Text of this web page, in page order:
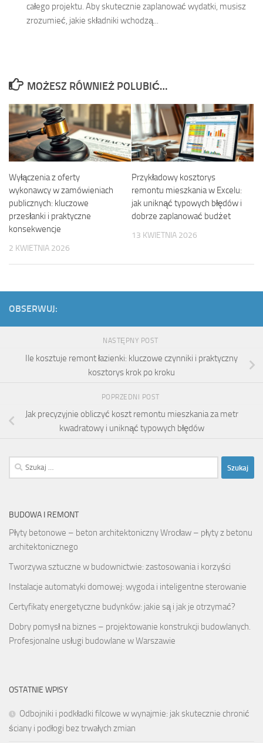
całego projektu. Aby skutecznie zaplanować wydatki, musisz
zrozumieć, jakie składniki wchodzą...
MOŻESZ RÓWNIEŻ POLUBIĆ…
Wyłączenia z oferty
wykonawcy w zamówieniach
publicznych: kluczowe
przesłanki i praktyczne
konsekwencje
2 KWIETNIA 2026
Przykładowy kosztorys
remontu mieszkania w Excelu:
jak uniknąć typowych błędów i
dobrze zaplanować budżet
13 KWIETNIA 2026
OBSERWUJ:
NASTĘPNY POST
Ile kosztuje remont łazienki: kluczowe czynniki i praktyczny
kosztorys krok po kroku
POPRZEDNI POST
Jak precyzyjnie obliczyć koszt remontu mieszkania za metr
kwadratowy i uniknąć typowych błędów
Szukaj:
BUDOWA I REMONT
Płyty betonowe – beton architektoniczny Wrocław – płyty z betonu
architektonicznego
Tworzywa sztuczne w budownictwie: zastosowania i korzyści
Instalacje automatyki domowej: wygoda i inteligentne sterowanie
Certyfikaty energetyczne budynków: jakie są i jak je otrzymać?
Dobry pomysł na biznes – projektowanie konstrukcji budowlanych.
Profesjonalne usługi budowlane w Warszawie
OSTATNIE WPISY
Odbojniki i podkładki filcowe w wynajmie: jak skutecznie chronić
ściany i podłogi bez trwałych zmian